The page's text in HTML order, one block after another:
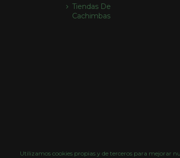
Tiendas De
Cachimbas
Utilizamos cookies propias y de terceros para mejorar